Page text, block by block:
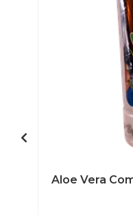
Aloe Vera